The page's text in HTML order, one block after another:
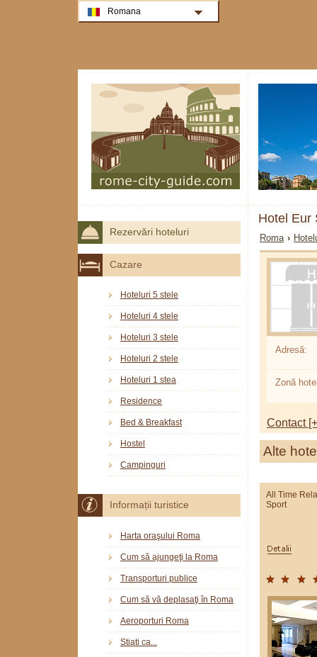
Hotel Eur
Roma ›
Adresă:
Zonă
Contact
Alte
All Time
Sport
Rezervări hoteluri
Cazare
Hoteluri 5 stele
Hoteluri 4 stele
Hoteluri 3 stele
Hoteluri 2 stele
Hoteluri 1 stea
Residence
Bed & Breakfast
Hostel
Campinguri
Informații turistice
Harta oraşului Roma
Cum să ajungeţi la Roma
Transporturi publice
Cum să vă deplasaţi în Roma
Aeroporturi Roma
Stiati ca...
Romana